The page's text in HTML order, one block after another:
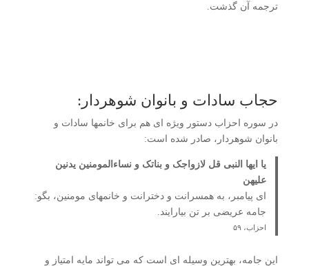
ترجمه آن گذشت.
حجاب سادات و بانوان شوهردار:
در سوره احزاب دستور ویژه ای هم برای خانمها سادات و
بانوان شوهردار، صادر شده است:
یا ایها النبی قل لازواجک و بناتک و نساءالمومنین یدنین
علیهن
ای پیامبر، به همسرانت و دخترانت و خانمهای مومنین، بگو:
جامه عریضی بر تن بیارایند.
احزاب، ۵۹
این جامه، بهترین وسیله ای است که می تواند مایه امتیاز و